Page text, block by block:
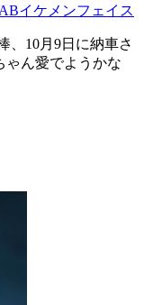
イケメンフェイス
、10月9日に納車さ
ゃん愛でようかな